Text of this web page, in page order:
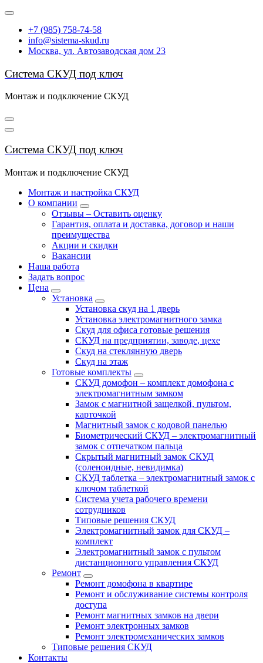
Перейти
содержимому
+7 (985) 758-74-58
info@sistema-skud.ru
Москва, ул. Автозаводская дом 23
Система СКУД под ключ
Монтаж и подключение СКУД
Система СКУД под ключ
Монтаж и подключение СКУД
Монтаж и настройка СКУД
О компании
Отзывы – Оставить оценку
Гарантия, оплата и доставка, договор и наши
преимущества
Акции и скидки
Вакансии
Наша работа
Задать вопрос
Цена
Установка
Установка скуд на 1 дверь
Установка электромагнитного замка
Скуд для офиса готовые решения
СКУД на предприятии, заводе, цехе
Скуд на стеклянную дверь
Скуд на этаж
Готовые комплекты
СКУД домофон – комплект домофона с
электромагнитным замком
Замок с магнитной защелкой, пультом,
карточкой
Магнитный замок с кодовой панелью
Биометрический СКУД – электромагнитный
замок с отпечатком пальца
Скрытый магнитный замок СКУД
(соленоидные, невидимка)
СКУД таблетка – электромагнитный замок с
ключом таблеткой
Система учета рабочего времени
сотрудников
Типовые решения СКУД
Электромагнитный замок для СКУД –
комплект
Электромагнитный замок с пультом
дистанционного управления СКУД
Ремонт
Ремонт домофона в квартире
Ремонт и обслуживание системы контроля
доступа
Ремонт магнитных замков на двери
Ремонт электронных замков
Ремонт электромеханических замков
Типовые решения СКУД
Контакты